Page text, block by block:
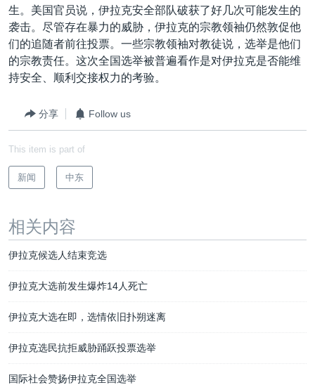
检
非洲
美洲
全球议题
军事
劳工
环境
国会报道
美中关系
美国建国250周年
埃博拉疫情
美国之音专访
重要讲话与声明
南中国海争端
关注新疆
GEN Z 看美国
VOA今日焦点
中文广播
关注我们
其他语言网站
生。美国官员说，伊拉克安全部队破获了好几次可能发生的
袭击。尽管存在暴力的威胁，伊拉克的宗教领袖仍然敦促他
们的追随者前往投票。一些宗教领袖对教徒说，选举是他们
的宗教责任。这次全国选举被普遍看作是对伊拉克是否能维
持安全、顺利交接权力的考验。
分享 Follow us
This item is part of
新闻 中东
相关内容
伊拉克候选人结束竞选
伊拉克大选前发生爆炸14人死亡
伊拉克大选在即，选情依旧扑朔迷离
伊拉克选民抗拒威胁踊跃投票选举
国际社会赞扬伊拉克全国选举